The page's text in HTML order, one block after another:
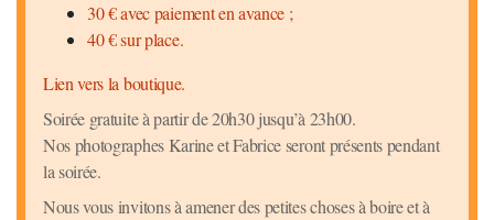
30 € avec paiement en avance ;
40 € sur place.
Lien vers la boutique.
Soirée gratuite à partir de 20h30 jusqu’à 23h00.
Nos photographes Karine et Fabrice seront présents pendant
la soirée.
Nous vous invitons à amener des petites choses à boire et à